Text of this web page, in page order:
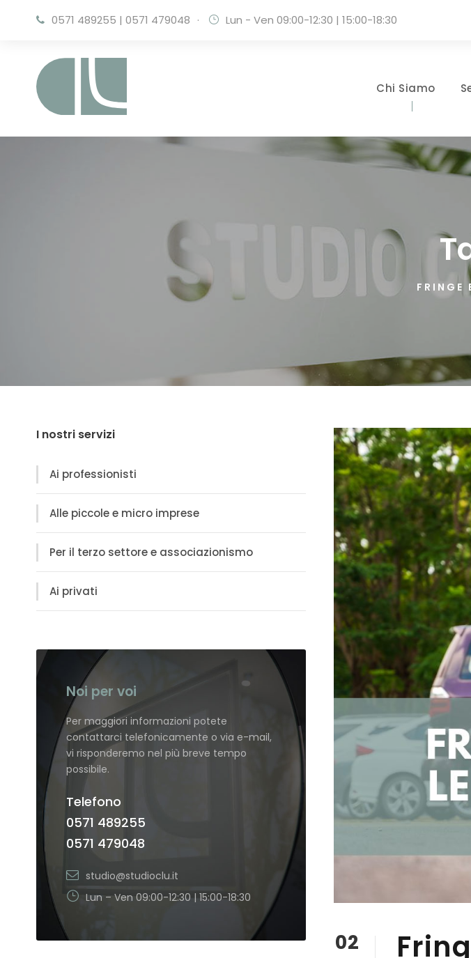
0571 489255 | 0571 479048 · Lun - Ven 09:00-12:30 | 15:00-18:30
Chi Siamo
FRINGE
02
I nostri servizi
Ai professionisti
Alle piccole e micro imprese
Per il terzo settore e associazionismo
Ai privati
Noi per voi
Per maggiori informazioni potete
contattarci telefonicamente o via e-mail,
vi risponderemo nel più breve tempo
possibile.
Telefono
0571 489255
0571 479048
studio@studioclu.it
Lun – Ven 09:00-12:30 | 15:00-18:30